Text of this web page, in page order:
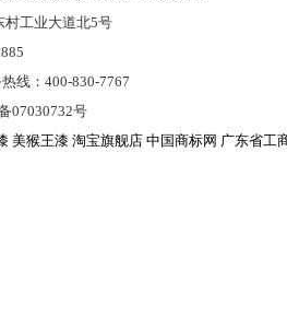
村工业大道北5号
线：400-830-7767
07030732号
美猴王漆 淘宝旗舰店 中国商标网 广东省工